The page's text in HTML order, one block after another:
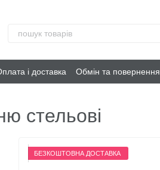
і доставка Обмін та повернення
стельові
БЕЗКОШТОВНА ДОСТАВКА